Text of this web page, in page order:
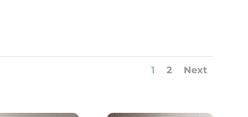
1 2 Next